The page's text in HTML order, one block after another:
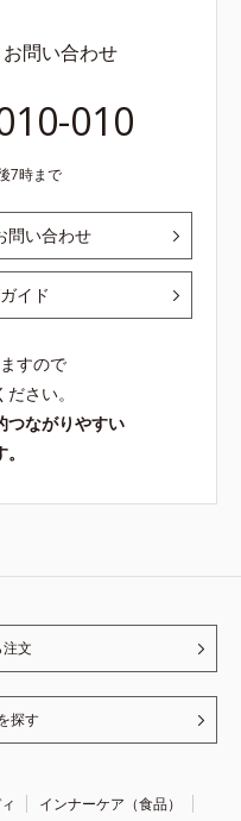
問い合わせ
010
7時まで
問い合わせ
イド
すので
さい。
つながりやすい
文
探す
インナーケア（食品）